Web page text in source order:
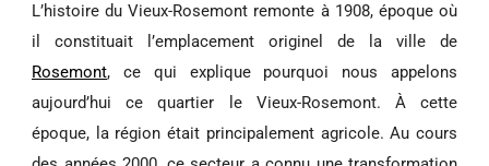
L’histoire du Vieux-Rosemont remonte à 1908, époque où
il constituait l’emplacement originel de la ville de
Rosemont, ce qui explique pourquoi nous appelons
aujourd’hui ce quartier le Vieux-Rosemont. À cette
époque, la région était principalement agricole. Au cours